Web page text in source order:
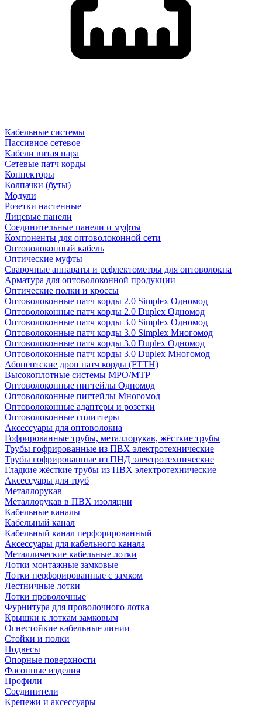
Кабельные системы
Пассивное сетевое
Кабели витая пара
Сетевые патч корды
Коннекторы
Колпачки (буты)
Модули
Розетки настенные
Лицевые панели
Соединительные панели и муфты
Компоненты для оптоволоконной сети
Оптоволоконный кабель
Оптические муфты
Сварочные аппараты и рефлектометры для оптоволокна
Арматура для оптоволоконной продукции
Оптические полки и кроссы
Оптоволоконные патч корды 2.0 Simplex Одномод
Оптоволоконные патч корды 2.0 Duplex Одномод
Оптоволоконные патч корды 3.0 Simplex Одномод
Оптоволоконные патч корды 3.0 Simplex Многомод
Оптоволоконные патч корды 3.0 Duplex Одномод
Оптоволоконные патч корды 3.0 Duplex Многомод
Абонентские дроп патч корды (FTTH)
Высокоплотные системы MPO/MTP
Оптоволоконные пигтейлы Одномод
Оптоволоконные пигтейлы Многомод
Оптоволоконные адаптеры и розетки
Оптоволоконные сплиттеры
Аксессуары для оптоволокна
Гофрированные трубы, металлорукав, жёсткие трубы
Трубы гофрированные из ПВХ электротехнические
Трубы гофрированные из ПНД электротехнические
Гладкие жёсткие трубы из ПВХ электротехнические
Аксессуары для труб
Металлорукав
Металлорукав в ПВХ изоляции
Кабельные каналы
Кабельный канал
Кабельный канал перфорированный
Аксессуары для кабельного канала
Металлические кабельные лотки
Лотки монтажные замковые
Лотки перфорированные с замком
Лестничные лотки
Лотки проволочные
Фурнитура для проволочного лотка
Крышки к лоткам замковым
Огнестойкие кабельные линии
Стойки и полки
Подвесы
Опорные поверхности
Фасонные изделия
Профили
Соединители
Крепежи и аксессуары